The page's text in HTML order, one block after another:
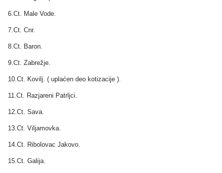
6.Ct. Male Vode.
7.Ct. Cnr.
8.Ct. Baron.
9.Ct. Zabrežje.
10.Ct. Kovilj. ( uplaćen deo kotizacije ).
11.Ct. Razjareni Patrljci.
12.Ct. Sava.
13.Ct. Viljamovka.
14.Ct. Ribolovac Jakovo.
15.Ct. Galija.